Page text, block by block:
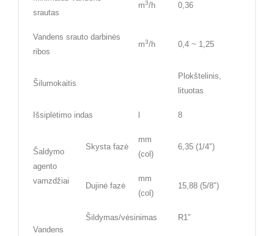
srautas
m3/h 0,36
Vandens srauto darbinės
ribos
m3/h 0,4 ~ 1,25
Šilumokaitis
Plokštelinis,
lituotas
Išsiplėtimo indas l 8
Šaldymo
agento
vamzdžiai
Skysta fazė
mm
(col)
6,35 (1/4″)
Dujinė fazė
mm
(col)
15,88 (5/8″)
Vandens
Šildymas/vėsinimas R1″